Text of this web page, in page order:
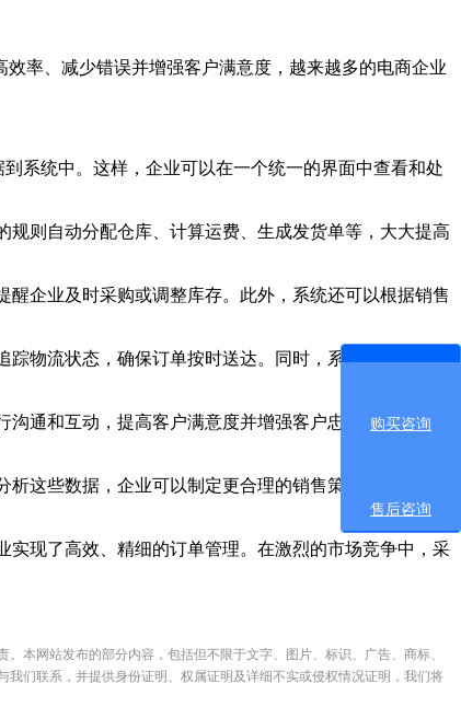
率、减少错误并增强客户满意度，越来越多的电商企业
系统中。这样，企业可以在一个统一的界面中查看和处
则自动分配仓库、计算运费、生成发货单等，大大提高
企业及时采购或调整库存。此外，系统还可以根据销售
物流状态，确保订单按时送达。同时，系统还支持多种
通和互动，提高客户满意度并增强客户忠诚度。同时，
这些数据，企业可以制定更合理的销售策略、优化产品
现了高效、精细的订单管理。在激烈的市场竞争中，采
本网站发布的部分内容，包括但不限于文字、图片、标识、广告、商标、
们联系，并提供身份证明、权属证明及详细不实或侵权情况证明，我们将
购买咨询
售后咨询